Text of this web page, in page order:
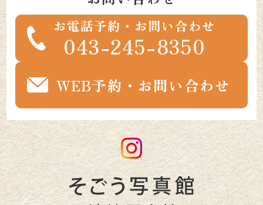
お電話予約・お問い合わせ
043-245-8350
WEB予約・お問い合わせ